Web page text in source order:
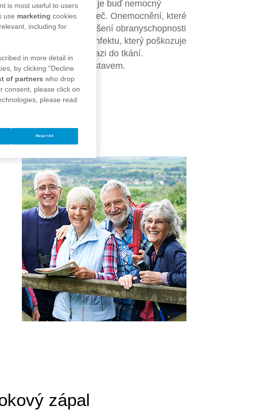
3 dny. Zdrojem infekce je buď nemocný
nebo přenašeč. Onemocnění, které
následkem porušení obranyschopnosti
oslabení při virovém infektu, který poškozuje
pneumokokům invazi do tkání.
být život ohrožujícím stavem.
zápal
is most useful to users
use marketing cookies
including for
in more detail in
by clicking "Decline
of partners who drop
consent, please click on
please read
Reject All